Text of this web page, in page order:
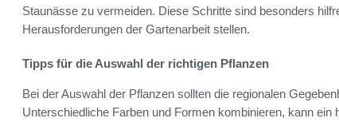
Staunässe zu vermeiden. Diese Schritte sind besonders
Herausforderungen der Gartenarbeit stellen.
Tipps für die Auswahl der richtigen Pflanzen
Bei der Auswahl der Pflanzen sollten die regionalen
Unterschiedliche Farben und Formen kombinieren, kann